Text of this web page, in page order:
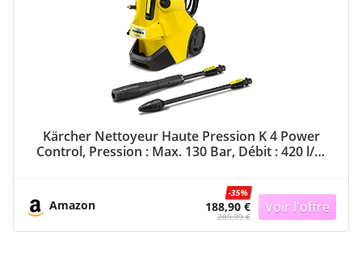
Kärcher Nettoyeur Haute Pression K 4 Power
Control, Pression : Max. 130 Bar, Débit : 420 l/h,
Flexible et Pistolet Haute Pression, Rotabuse,
Amazon 188,90 €
-35%
289,99 €